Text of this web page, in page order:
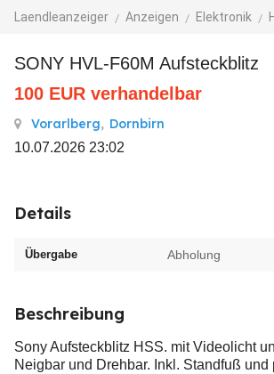
Laendleanzeiger Anzeigen Elektronik
SONY HVL-F60M Aufsteckblitz
100 EUR verhandelbar
Vorarlberg, Dornbirn
10.07.2026 23:02
Details
Übergabe Abholung
Beschreibung
Sony Aufsteckblitz HSS. mit Videolicht
Neigbar und Drehbar. Inkl. Standfuß und